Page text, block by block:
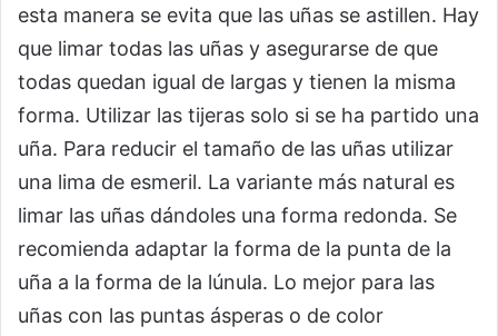
esta manera se evita que las uñas se astillen. Hay
que limar todas las uñas y asegurarse de que
todas quedan igual de largas y tienen la misma
forma. Utilizar las tijeras solo si se ha partido una
uña. Para reducir el tamaño de las uñas utilizar
una lima de esmeril. La variante más natural es
limar las uñas dándoles una forma redonda. Se
recomienda adaptar la forma de la punta de la
uña a la forma de la lúnula. Lo mejor para las
uñas con las puntas ásperas o de color